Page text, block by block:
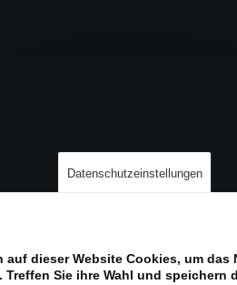
Datenschutzeinstellungen
auf dieser Website Cookies, um das
Treffen Sie ihre Wahl und speichern